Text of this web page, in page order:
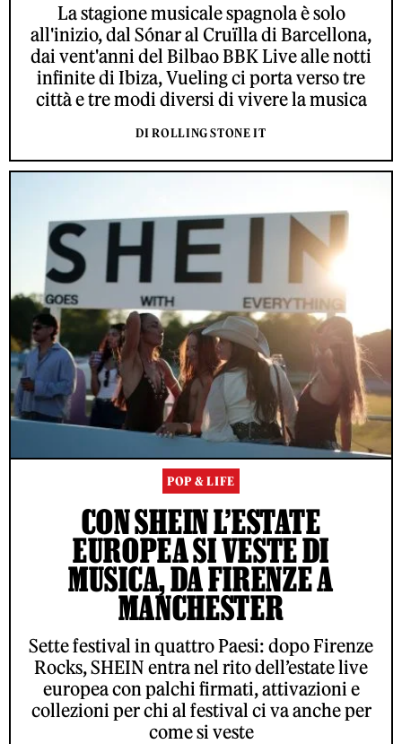
La stagione musicale spagnola è solo
all'inizio, dal Sónar al Cruïlla di Barcellona,
dai vent'anni del Bilbao BBK Live alle notti
infinite di Ibiza, Vueling ci porta verso tre
città e tre modi diversi di vivere la musica
DI ROLLING STONE IT
POP & LIFE
CON SHEIN L’ESTATE
EUROPEA SI VESTE DI
MUSICA, DA FIRENZE A
MANCHESTER
Sette festival in quattro Paesi: dopo Firenze
Rocks, SHEIN entra nel rito dell’estate live
europea con palchi firmati, attivazioni e
collezioni per chi al festival ci va anche per
come si veste